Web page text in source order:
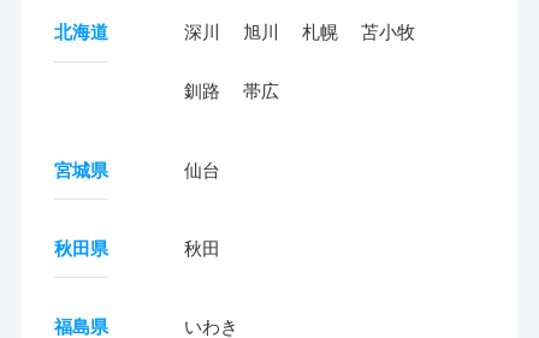
北海道 深川 旭川 札幌 苫小牧
釧路 帯広
宮城県 仙台
秋田県 秋田
福島県 いわき